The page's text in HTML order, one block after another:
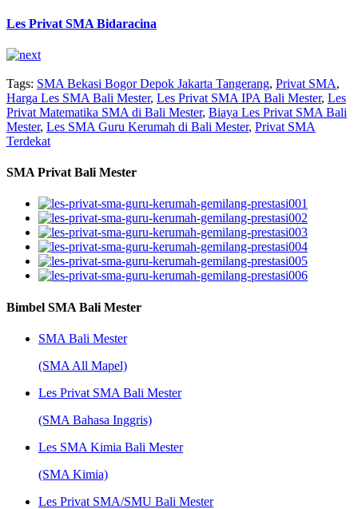
Les Privat SMA Bidaracina
Tags: SMA Bekasi Bogor Depok Jakarta Tangerang, Privat SMA,
Harga Les SMA Bali Mester, Les Privat SMA IPA Bali Mester, Les
Privat Matematika SMA di Bali Mester, Biaya Les Privat SMA Bali
Mester, Les SMA Guru Kerumah di Bali Mester, Privat SMA
Terdekat
SMA Privat Bali Mester
Bimbel SMA Bali Mester
SMA Bali Mester
(SMA All Mapel)
Les Privat SMA Bali Mester
(SMA Bahasa Inggris)
Les SMA Kimia Bali Mester
(SMA Kimia)
Les Privat SMA/SMU Bali Mester